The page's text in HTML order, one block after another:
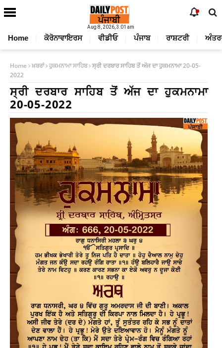
Aug 8, 2026, 3:01 am
Home ਕੋਰੋਨਾਵਾਇਰਸ ਵੀਡੀਓ ਪੰਜਾਬ ਰਾਸ਼ਟਰੀ
Home ਖ਼ਬਰਾਂ ਹੁਕਮਨਾਮਾ ਸਾਹਿਬ ਸ੍ਰੀ ਦਰਬਾਰ ਸਾਹਿਬ ਤੋਂ ਅੱਜ ਦਾ ਹੁਕਮਨਾਮਾ 20-05-
2022
ਸ੍ਰੀ ਦਰਬਾਰ ਸਾਹਿਬ ਤੋਂ ਅੱਜ ਦਾ ਹੁਕਮਨਾਮਾ
20-05-2022